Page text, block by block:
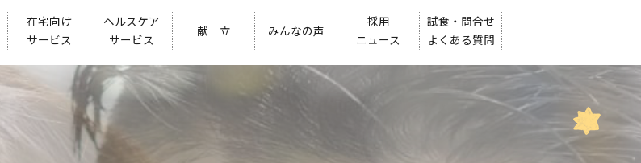
在宅向け
サービス
ヘルスケア
サービス
献 立 みんなの声
採用
ニュース
試食・問合せ
よくある質問